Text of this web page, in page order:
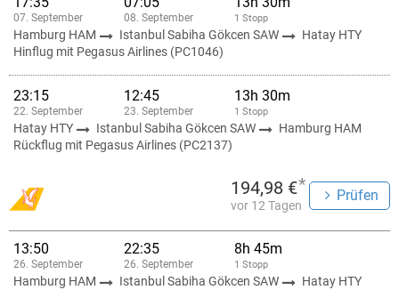
07. September 08. September 1 Stopp
Hamburg HAM Istanbul Sabiha Gökcen SAW
Hatay HTY
Hinflug mit Pegasus Airlines (PC1046)
23:15
22. September
12:45
23. September
13h 30m
1 Stopp
Hatay HTY Istanbul Sabiha Gökcen SAW
Hamburg HAM
Rückflug mit Pegasus Airlines (PC2137)
194,98 €*
vor 12 Tagen
Prüfen
13:50
26. September
22:35
26. September
8h 45m
1 Stopp
Hamburg HAM Istanbul Sabiha Gökcen SAW
Hatay HTY